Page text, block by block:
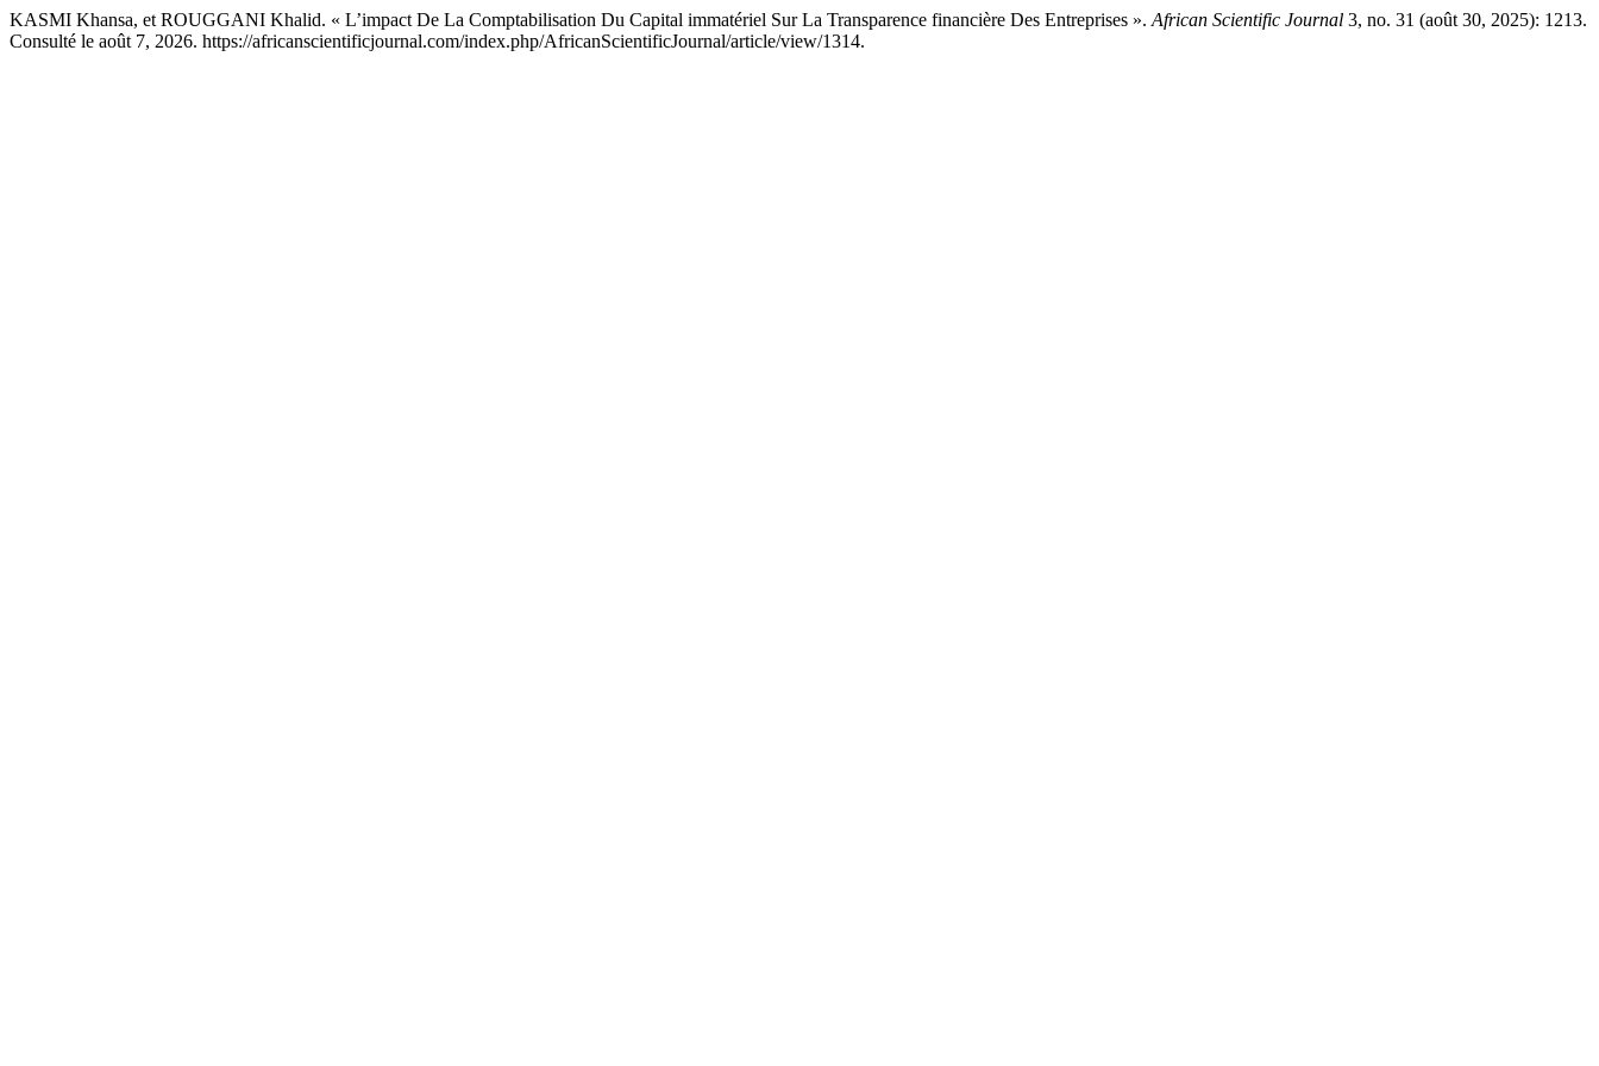
KASMI Khansa, et ROUGGANI Khalid. « L’impact De La Comptabilisation Du Capital immatériel Sur La Transparence financière Des Entreprises ». African Scientific Journal 3, no. 31 (août 30, 2025): 1213.
Consulté le août 7, 2026. https://africanscientificjournal.com/index.php/AfricanScientificJournal/article/view/1314.